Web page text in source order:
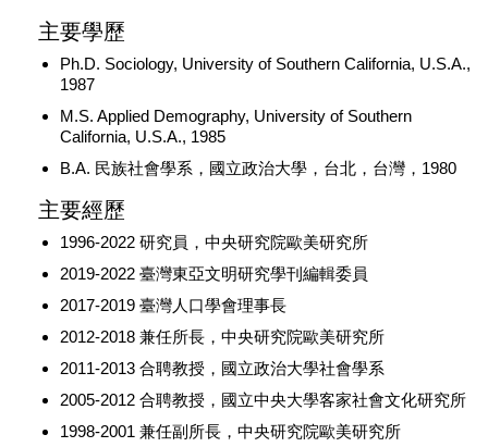
主要學歷
Ph.D. Sociology, University of Southern California, U.S.A.,
1987
M.S. Applied Demography, University of Southern
California, U.S.A., 1985
B.A. 民族社會學系，國立政治大學，台北，台灣，1980
主要經歷
1996-2022 研究員，中央研究院歐美研究所
2019-2022 臺灣東亞文明研究學刊編輯委員
2017-2019 臺灣人口學會理事長
2012-2018 兼任所長，中央研究院歐美研究所
2011-2013 合聘教授，國立政治大學社會學系
2005-2012 合聘教授，國立中央大學客家社會文化研究所
1998-2001 兼任副所長，中央研究院歐美研究所